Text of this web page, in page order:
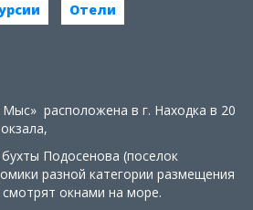
Отели
расположена в г. Находка в 20
Подосенова (поселок
разной категории размещения
окнами на море.